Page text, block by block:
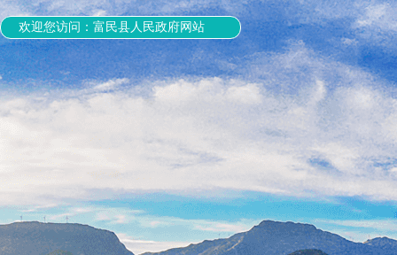
欢迎您访问：富民县人民政府网站